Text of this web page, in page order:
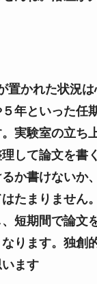
置かれた状況
年といった任
実験室の立ち
して論文を書
か書けないか
たまりません
短期間で論文
ります。独創
ます